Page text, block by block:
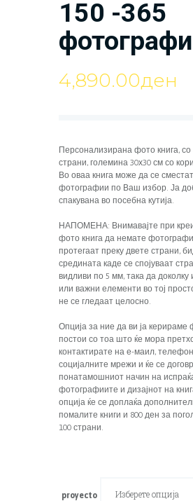
150 -365
4,890.00ден
Персонализирана фото книга, со
страни, големина 30х30 см со
Во оваа книга може да се
фотографии по Ваш избор. Ја
спакувана во посебна кутија.
НАПОМЕНА: Внимавајте при
фото книга да немате
протегаат преку двете страни,
средината каде се спојуваат
видливи по 5 мм, така да доколку
или важни елементи во тој
не се гледаат целосно.
Опција за ние да ви ја керираме
постои со тоа што ќе мора
контактирате на е-маил,
социјалните мрежи и ќе се
понатамошниот начин на
фотографиите и дизајнот на
опција ќе се доплаќа
помалите книги и 800 ден за
100 страни.
proyecto